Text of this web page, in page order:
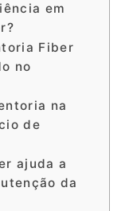
em
Fiber
no
na
de
ajuda a
da